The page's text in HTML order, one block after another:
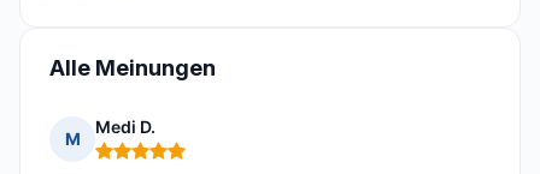
Alle Meinungen
M
Medi D.
Hinweis: 5 von 5